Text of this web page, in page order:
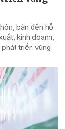
bản đến hỗ
kinh doanh,
triển vùng